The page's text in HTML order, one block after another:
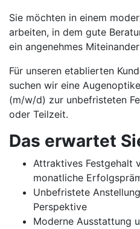
Sie möchten in einem
arbeiten, in dem gute
ein angenehmes
Für unseren etablierten
suchen wir eine
(m/w/d) zur unbefristeten
oder Teilzeit.
Das erwartet
Attraktives Festgehalt
monatliche
Unbefristete
Perspektive
Moderne Ausstattung